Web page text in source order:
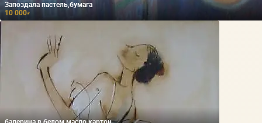
Запоздала пастель,бумага
10 000₽